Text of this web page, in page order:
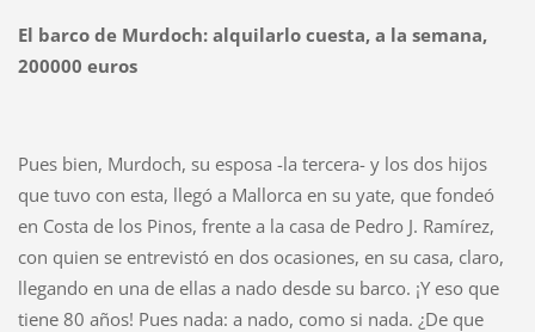
El barco de Murdoch: alquilarlo cuesta, a la semana,
200000 euros
Pues bien, Murdoch, su esposa -la tercera- y los dos hijos
que tuvo con esta, llegó a Mallorca en su yate, que fondeó
en Costa de los Pinos, frente a la casa de Pedro J. Ramírez,
con quien se entrevistó en dos ocasiones, en su casa, claro,
llegando en una de ellas a nado desde su barco. ¡Y eso que
tiene 80 años! Pues nada: a nado, como si nada. ¿De que